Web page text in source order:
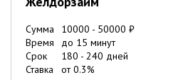
Сумма 10000 - 50000 ₽
Время
до 15 минут
Срок
180 - 240 дней
Ставка
от0.3%